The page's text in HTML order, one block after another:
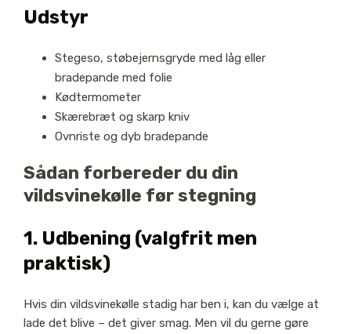
Udstyr
Stegeso, støbejernsgryde med låg eller
bradepande med folie
Kødtermometer
Skærebræt og skarp kniv
Ovnriste og dyb bradepande
Sådan forbereder du din
vildsvinekølle før stegning
1. Udbening (valgfrit men
praktisk)
Hvis din vildsvinekølle stadig har ben i, kan du vælge at
lade det blive – det giver smag. Men vil du gerne gøre